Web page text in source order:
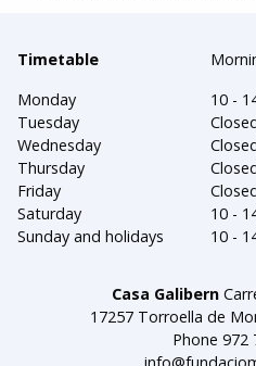
Timetable
Monday
10 -
Tuesday
Wednesday
Thursday
Friday
Saturday
10 -
Sunday and holidays
10 -
Casa Galibern
17257 Torroella de
Phone 972